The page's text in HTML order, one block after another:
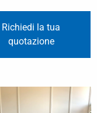
Richiedi la tua
quotazione